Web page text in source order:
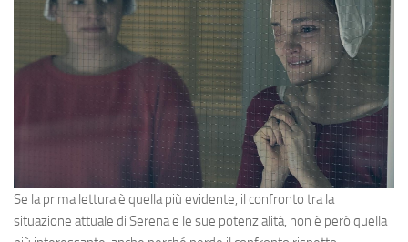
Se la prima lettura è quella più evidente, il confronto tra la
situazione attuale di Serena e le sue potenzialità, non è però quella